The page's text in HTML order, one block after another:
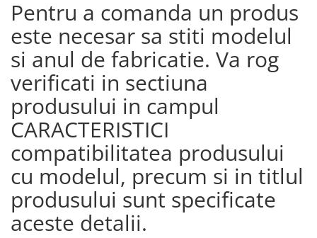
Pentru a comanda un produs
este necesar sa stiti modelul
si anul de fabricatie. Va rog
verificati in sectiuna
produsului in campul
CARACTERISTICI
compatibilitatea produsului
cu modelul, precum si in titlul
produsului sunt specificate
aceste detalii.